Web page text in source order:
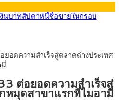
เครื่องยนต์เศรษฐกิจใหม่ของไทย
ผู้ปกครองเฝ้าระวัง หลังยึดล็อต
มองเฟดคงดอกเบี้ย
กม. เชื่อมเมืองหาดใหญ่
บกรับผู้ป่วยบัตรทอง 87% แต่ได้งบ
บทวนจัดสรรงบให้สอดคล้องภาระ
นบาทสัปดาห์นี้ซื้อขายในกรอบ
งานสหรัฐฯ
ยอดความสำเร็จสู่ตลาดต่างประเทศ
ต่อยอดความสำเร็จสู่
หมุดสาขาแรกที่ไมอามี่